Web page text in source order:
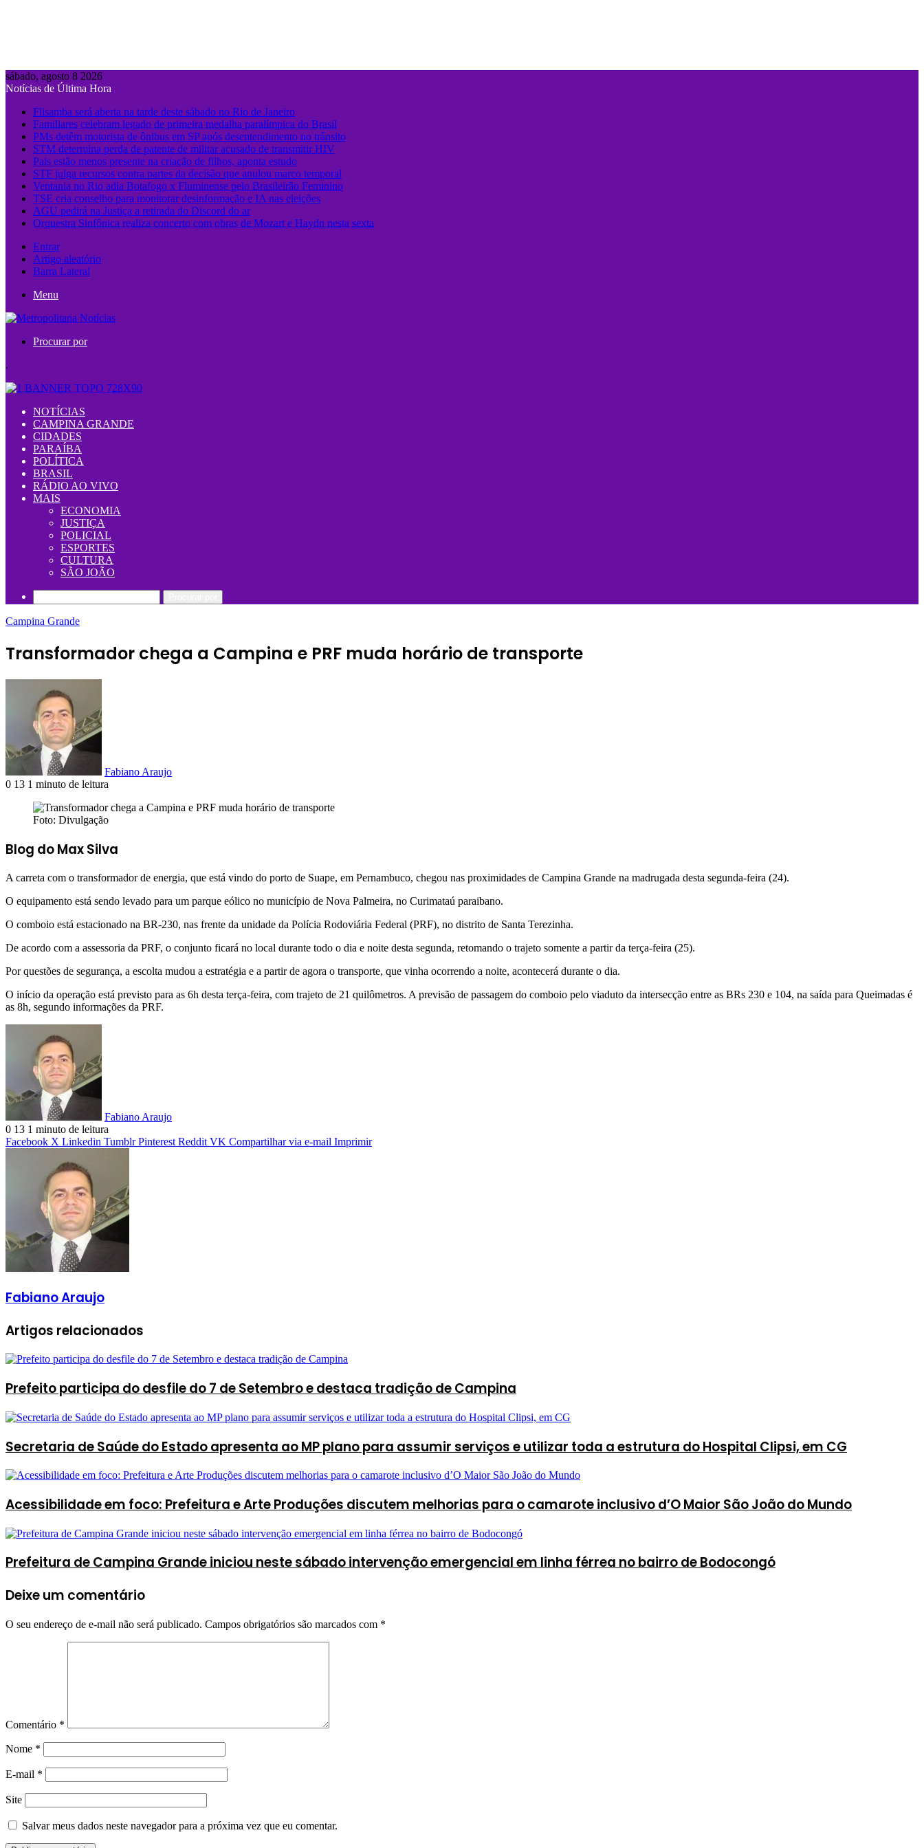
sábado, agosto 8 2026
Notícias de Última Hora
Flisamba será aberta na tarde deste sábado no Rio de Janeiro
Familiares celebram legado de primeira medalha paralímpica do Brasil
PMs detêm motorista de ônibus em SP após desentendimento no trânsito
STM determina perda de patente de militar acusado de transmitir HIV
Pais estão menos presente na criação de filhos, aponta estudo
STF julga recursos contra partes da decisão que anulou marco temporal
Ventania no Rio adia Botafogo x Fluminense pelo Brasileirão Feminino
TSE cria conselho para monitorar desinformação e IA nas eleições
AGU pedirá na Justiça a retirada do Discord do ar
Orquestra Sinfônica realiza concerto com obras de Mozart e Haydn nesta sexta
Entrar
Artigo aleatório
Barra Lateral
Menu
Procurar por
.
NOTÍCIAS
CAMPINA GRANDE
CIDADES
PARAÍBA
POLÍTICA
BRASIL
RÁDIO AO VIVO
MAIS
ECONOMIA
JUSTIÇA
POLICIAL
ESPORTES
CULTURA
SÃO JOÃO
Campina Grande
Transformador chega a Campina e PRF muda horário de transporte
Fabiano Araujo
0 13 1 minuto de leitura
Foto: Divulgação
Blog do Max Silva
A carreta com o transformador de energia, que está vindo do porto de Suape, em Pernambuco, chegou nas proximidades de Campina Grande na madrugada desta segunda-feira (24).
O equipamento está sendo levado para um parque eólico no município de Nova Palmeira, no Curimataú paraibano.
O comboio está estacionado na BR-230, nas frente da unidade da Polícia Rodoviária Federal (PRF), no distrito de Santa Terezinha.
De acordo com a assessoria da PRF, o conjunto ficará no local durante todo o dia e noite desta segunda, retomando o trajeto somente a partir da terça-feira (25).
Por questões de segurança, a escolta mudou a estratégia e a partir de agora o transporte, que vinha ocorrendo a noite, acontecerá durante o dia.
O início da operação está previsto para as 6h desta terça-feira, com trajeto de 21 quilômetros. A previsão de passagem do comboio pelo viaduto da intersecção entre as BRs 230 e 104, na saída para Queimadas é
as 8h, segundo informações da PRF.
Fabiano Araujo
0 13 1 minuto de leitura
Facebook X Linkedin Tumblr Pinterest Reddit VK Compartilhar via e-mail Imprimir
Fabiano Araujo
Artigos relacionados
Prefeito participa do desfile do 7 de Setembro e destaca tradição de Campina
Secretaria de Saúde do Estado apresenta ao MP plano para assumir serviços e utilizar toda a estrutura do Hospital Clipsi, em CG
Acessibilidade em foco: Prefeitura e Arte Produções discutem melhorias para o camarote inclusivo d’O Maior São João do Mundo
Prefeitura de Campina Grande iniciou neste sábado intervenção emergencial em linha férrea no bairro de Bodocongó
Deixe um comentário
O seu endereço de e-mail não será publicado. Campos obrigatórios são marcados com *
Comentário *
Nome *
E-mail *
Site
Salvar meus dados neste navegador para a próxima vez que eu comentar.